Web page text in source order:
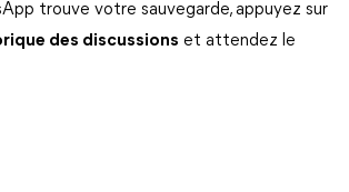
trouve votre sauvegarde, appuyez sur
des discussions et attendez le